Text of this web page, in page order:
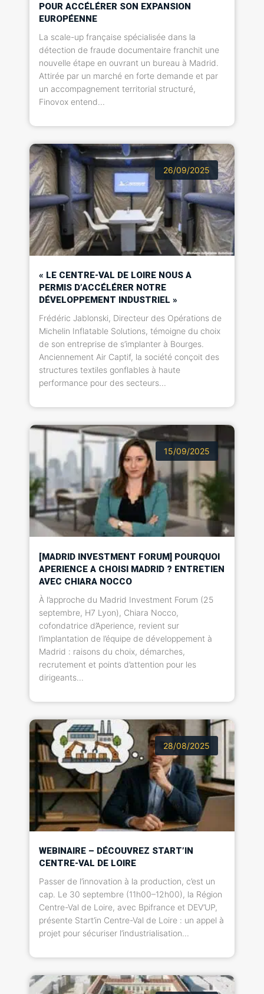
POUR ACCÉLÉRER SON EXPANSION
EUROPÉENNE
La scale-up française spécialisée dans la
détection de fraude documentaire franchit une
nouvelle étape en ouvrant un bureau à Madrid.
Attirée par un marché en forte demande et par
un accompagnement territorial structuré,
Finovox entend...
26/09/2025
« LE CENTRE-VAL DE LOIRE NOUS A
PERMIS D’ACCÉLÉRER NOTRE
DÉVELOPPEMENT INDUSTRIEL »
Frédéric Jablonski, Directeur des Opérations de
Michelin Inflatable Solutions, témoigne du choix
de son entreprise de s’implanter à Bourges.
Anciennement Air Captif, la société conçoit des
structures textiles gonflables à haute
performance pour des secteurs...
15/09/2025
[MADRID INVESTMENT FORUM] POURQUOI
APERIENCE A CHOISI MADRID ? ENTRETIEN
AVEC CHIARA NOCCO
À l’approche du Madrid Investment Forum (25
septembre, H7 Lyon), Chiara Nocco,
cofondatrice d’Aperience, revient sur
l’implantation de l’équipe de développement à
Madrid : raisons du choix, démarches,
recrutement et points d’attention pour les
dirigeants...
28/08/2025
WEBINAIRE – DÉCOUVREZ START’IN
CENTRE-VAL DE LOIRE
Passer de l’innovation à la production, c’est un
cap. Le 30 septembre (11h00–12h00), la Région
Centre-Val de Loire, avec Bpifrance et DEV’UP,
présente Start’in Centre-Val de Loire : un appel à
projet pour sécuriser l’industrialisation...